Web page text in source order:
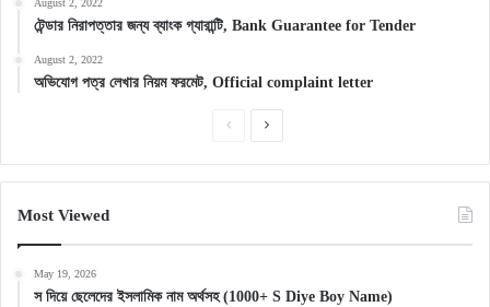
August 2, 2022
টেন্ডার নিরাপত্তার জন্য ব্যাংক গ্যারান্টি, Bank Guarantee for Tender
August 2, 2022
অভিযোগ পত্র লেখার নিয়ম ফরমেট, Official complaint letter
PreviousNext
Most Viewed
May 19, 2026
স দিয়ে ছেলেদের ইসলামিক নাম অর্থসহ (1000+ S Diye Boy Name)